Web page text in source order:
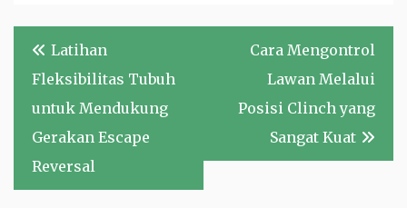
Navigasi
pos
Latihan
Fleksibilitas Tubuh
untuk Mendukung
Gerakan Escape
Reversal
Cara Mengontrol
Lawan Melalui
Posisi Clinch yang
Sangat Kuat